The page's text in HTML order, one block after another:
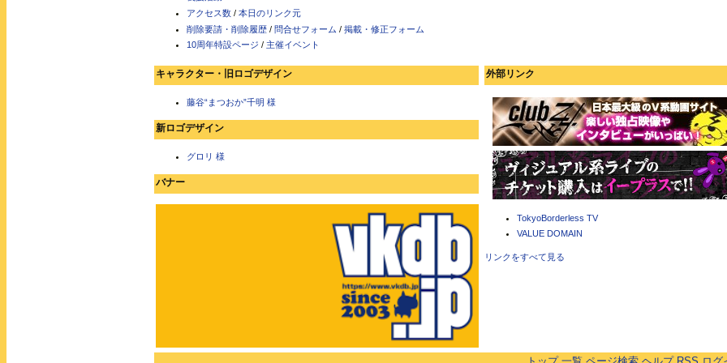
アクセス数 / 本日のリンク元
削除要請・削除履歴 / 問合せフォーム / 掲載・修正フォーム
10周年特設ページ / 主催イベント
キャラクター・旧ロゴデザイン
藤谷“まつおか”千明 様
新ロゴデザイン
グロリ 様
バナー
外部リンク
TokyoBorderless TV
VALUE DOMAIN
リンクをすべて見る